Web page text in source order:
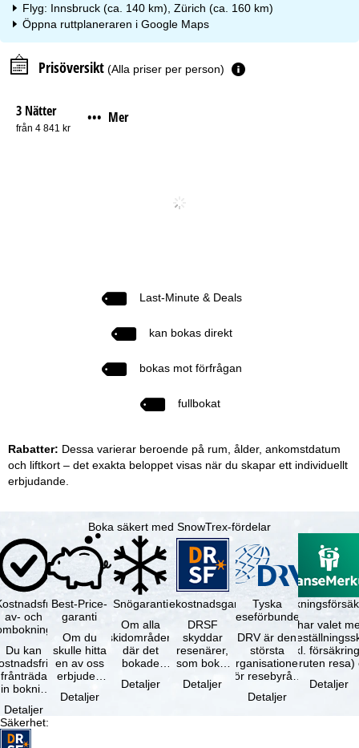
Flyg: Innsbruck (ca. 140 km), Zürich (ca. 160 km)
Öppna ruttplaneraren iGoogle Maps
Prisöversikt (Alla priser per person)
3 Nätter
från 4 841 kr
••• Mer
Last-Minute & Deals
kan bokas direkt
bokas mot förfrågan
fullbokat
Rabatter: Dessa varierar beroende på rum, ålder, ankomstdatum
och liftkort – det exakta beloppet visas när du skapar ett individuellt
erbjudande.
Boka säkert med SnowTrex-fördelar
av- och
Du kan
frånträda
bokning
efter
…
Detaljer
Best-Price-
garanti
Om du
skulle hitta
en av oss
erbjuden
samma
Detaljer
Snögaranti
Om alla
skidområden
där det
bokade
gäller –
Detaljer
Resekostnadsgaranti
DRSF
skyddar
resenärer,
som bokat
paketresa
Detaljer
Tyska
reseförbundet
DRV är den
största
organisationen
för resebyråer
researrangörer
Detaljer
Du har valet
(inkl.
avbruten resa)
Detaljer
Säkerhet: